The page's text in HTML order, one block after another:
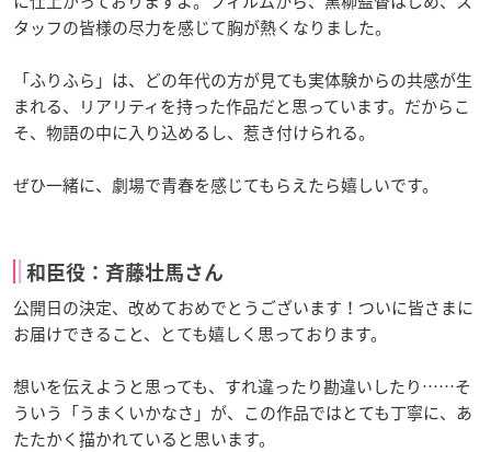
タッフの皆様の尽力を感じて胸が熱くなりました。
「ふりふら」は、どの年代の方が見ても実体験からの共感が生
まれる、リアリティを持った作品だと思っています。だからこ
そ、物語の中に入り込めるし、惹き付けられる。
ぜひ一緒に、劇場で青春を感じてもらえたら嬉しいです。
和臣役：斉藤壮馬さん
公開日の決定、改めておめでとうございます！ついに皆さまに
お届けできること、とても嬉しく思っております。
想いを伝えようと思っても、すれ違ったり勘違いしたり……そ
ういう「うまくいかなさ」が、この作品ではとても丁寧に、あ
たたかく描かれていると思います。